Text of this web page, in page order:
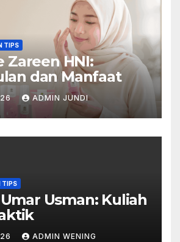
TIPS
Zareen HNI:
dan Manfaat
ADMIN JUNDI
TIPS
Usman: Kuliah
ADMIN WENING